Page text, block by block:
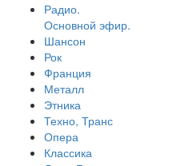
Радио.
Основной эфир.
Шансон
Рок
Франция
Металл
Этника
Техно, Транс
Опера
Классика